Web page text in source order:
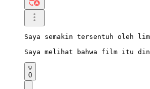
Saya semakin tersentuh oleh
Saya melihat bahwa film itu
0